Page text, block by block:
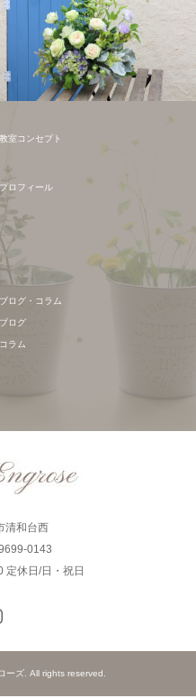
教室コンセプト
プロフィール
ブログ・コラム
ブログ
コラム
清和台西
0143
定休日/日・祝日
ーズ. All rights reserved.